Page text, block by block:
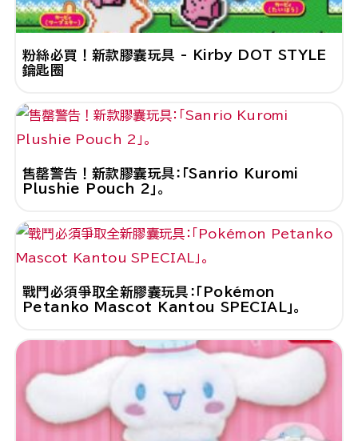
粉絲必買！新款膠囊玩具 - Kirby DOT STYLE
鑰匙圈
售罄警告！新款膠囊玩具：「Sanrio Kuromi
Plushie Pouch 2」。
戰鬥必須爭取全新膠囊玩具：「Pokémon
Petanko Mascot Kantou SPECIAL」。